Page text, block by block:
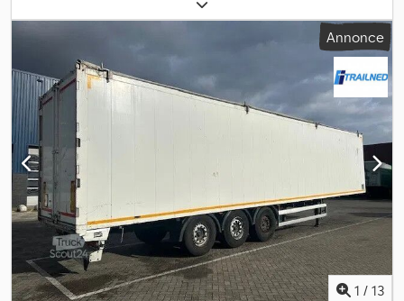
13 600 mm, largeur de l’espace de chargement:2 440 mm,
hauteur de l'espace de chargement:
, largeur totale:
2 550 mm, hauteur totale: 4 000 mm
, Année de construction:
2013, Équipement:ABS, À vendre : 1 remorque Schmitz 2ÈME MAIN
* Fabrication : 2013 Codpfx Aszr A Nvepbjrf * Contrôle technique :
valide * Bons pneus Pour toute question, vous pouvez nous
contacter en journée : Richard Kanwischer (téléphone et
WhatsApp : allemand et anglais) Paul (téléphone et WhatsApp :
allemand, russe, ukrainien) Paul (Viber)
Annonce
1 / 13